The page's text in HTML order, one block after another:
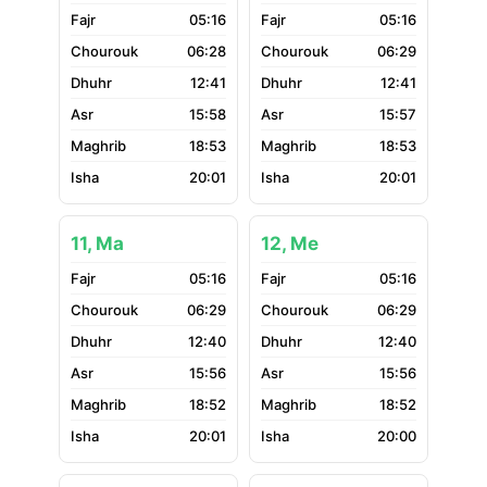
05:16
06:28
12:41
15:58
18:53
20:01
05:16
06:29
12:41
15:57
18:53
20:01
11, Ma
05:16
06:29
12:40
15:56
18:52
20:01
12, Me
05:16
06:29
12:40
15:56
18:52
20:00